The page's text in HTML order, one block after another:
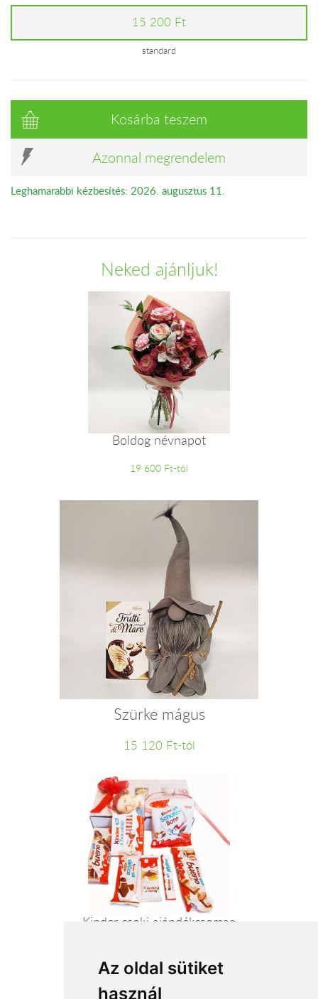
Az oldal sütiket
használ
15 200 Ft
standard
Kosárba teszem
Azonnal megrendelem
Leghamarabbi kézbesítés: 2026. augusztus 11.
Neked ajánljuk!
Boldog névnapot
19 600 Ft-tól
Szürke mágus
15 120 Ft-tól
Kinder csoki ajándékcsomag